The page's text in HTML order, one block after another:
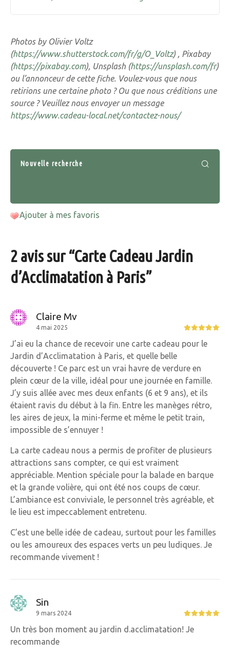
Photos by Olivier Voltz
(https://www.shutterstock.com/fr/g/O_Voltz) , Pixabay
(https://pixabay.com), Unsplash (https://unsplash.com/fr)
ou l’annonceur de cette fiche. Voulez-vous que nous
retirions une certaine photo ? Ou que nous créditions une
source ? Veuillez nous envoyer un message
https://www.cadeau-local.net/contactez-nous/
Nouvelle recherche
Ajouter à mes favoris
2 avis sur “Carte Cadeau Jardin
d’Acclimatation à Paris”
Claire Mv
4 mai 2025
J’ai eu la chance de recevoir une carte cadeau pour le
Jardin d’Acclimatation à Paris, et quelle belle
découverte ! Ce parc est un vrai havre de verdure en
plein cœur de la ville, idéal pour une journée en famille.
J’y suis allée avec mes deux enfants (6 et 9 ans), et ils
étaient ravis du début à la fin. Entre les manèges rétro,
les aires de jeux, la mini-ferme et même le petit train,
impossible de s’ennuyer !
La carte cadeau nous a permis de profiter de plusieurs
attractions sans compter, ce qui est vraiment
appréciable. Mention spéciale pour la balade en barque
et la grande volière, qui ont été nos coups de cœur.
L’ambiance est conviviale, le personnel très agréable, et
le lieu est impeccablement entretenu.
C’est une belle idée de cadeau, surtout pour les familles
ou les amoureux des espaces verts un peu ludiques. Je
recommande vivement !
Sin
9 mars 2024
Un très bon moment au jardin d.acclimatation! Je
recommande